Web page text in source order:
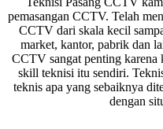
pemasangan CCTV. Telah
CCTV dari skala kecil
market, kantor, pabrik dan
CCTV sangat penting karena
skill teknisi itu sendiri.
teknis apa yang sebaiknya
dengan